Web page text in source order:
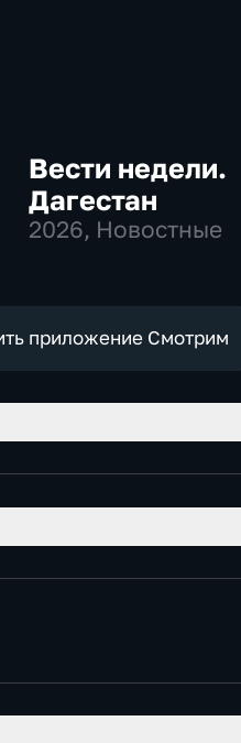
Вести недели.
Дагестан
2026, Новостные
приложение Смотрим